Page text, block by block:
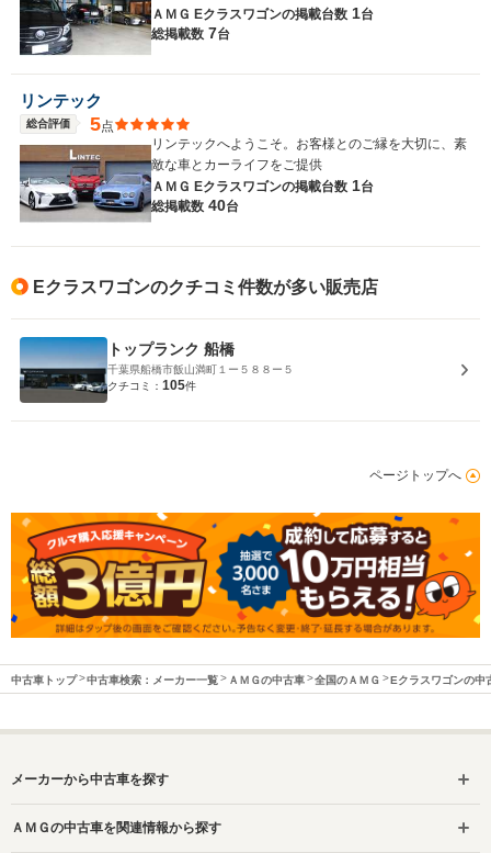
ＡＭＧ Eクラスワゴンの掲載台数 1台
総掲載数 7台
リンテック
総合評価 5点
リンテックへようこそ。お客様とのご縁を大切に、素
敵な車とカーライフをご提供
ＡＭＧ Eクラスワゴンの掲載台数 1台
総掲載数 40台
Eクラスワゴンのクチコミ件数が多い販売店
トップランク 船橋
千葉県船橋市飯山満町１ー５８８ー５
クチコミ： 105件
ページトップへ
中古車トップ 中古車検索：メーカー一覧 ＡＭＧの中古車 全国のＡＭＧ Eクラスワゴンの中
メーカーから中古車を探す
ＡＭＧの中古車を関連情報から探す